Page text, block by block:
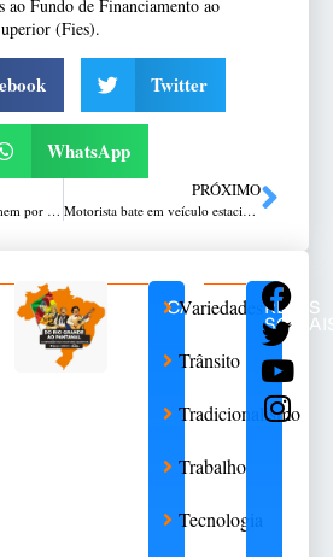
ao Fundo de Financiamento ao
(Fies).
Twitter
WhatsApp
Polícia Civil prende homem por furto de cabos em Passo Fundo
PRÓXIMO
Motorista bate em veículo estacionado e foge no bairro Santa Maria II, em Passo Fundo
CATEGORIAS
Variedades
Trânsito
Tradicionalismo
Trabalho
Tecnologia
REDES